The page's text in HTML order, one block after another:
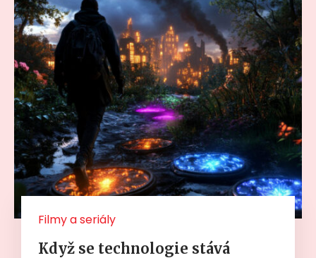
Filmy a seriály
Když se technologie stává